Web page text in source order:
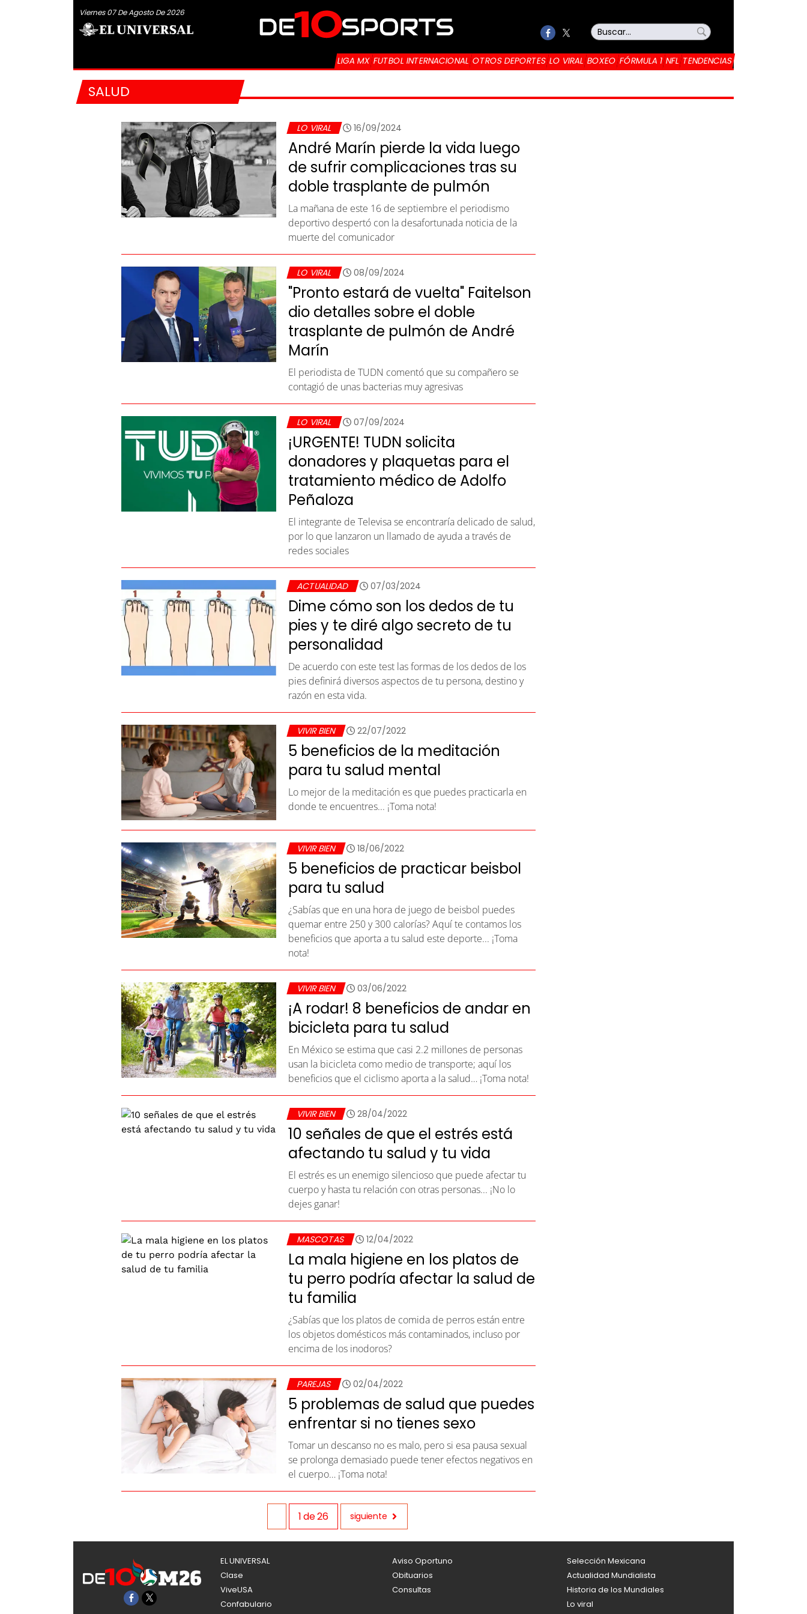
Viernes 07 De Agosto De 2026
LIGA MX FUTBOL INTERNACIONAL OTROS DEPORTES LO VIRAL BOXEO FÓRMULA 1 NFL TENDENCIAS
SALUD
LO VIRAL 16/09/2024
André Marín pierde la vida luego
de sufrir complicaciones tras su
doble trasplante de pulmón
La mañana de este 16 de septiembre el periodismo
deportivo despertó con la desafortunada noticia de la
muerte del comunicador
LO VIRAL 08/09/2024
"Pronto estará de vuelta" Faitelson
dio detalles sobre el doble
trasplante de pulmón de André
Marín
El periodista de TUDN comentó que su compañero se
contagió de unas bacterias muy agresivas
LO VIRAL 07/09/2024
¡URGENTE! TUDN solicita
donadores y plaquetas para el
tratamiento médico de Adolfo
Peñaloza
El integrante de Televisa se encontraría delicado de salud,
por lo que lanzaron un llamado de ayuda a través de
redes sociales
ACTUALIDAD 07/03/2024
Dime cómo son los dedos de tu
pies y te diré algo secreto de tu
personalidad
De acuerdo con este test las formas de los dedos de los
pies definirá diversos aspectos de tu persona, destino y
razón en esta vida.
VIVIR BIEN 22/07/2022
5 beneficios de la meditación
para tu salud mental
Lo mejor de la meditación es que puedes practicarla en
donde te encuentres... ¡Toma nota!
VIVIR BIEN 18/06/2022
5 beneficios de practicar beisbol
para tu salud
¿Sabías que en una hora de juego de beisbol puedes
quemar entre 250 y 300 calorías? Aquí te contamos los
beneficios que aporta a tu salud este deporte... ¡Toma
nota!
VIVIR BIEN 03/06/2022
¡A rodar! 8 beneficios de andar en
bicicleta para tu salud
En México se estima que casi 2.2 millones de personas
usan la bicicleta como medio de transporte; aquí los
beneficios que el ciclismo aporta a la salud… ¡Toma nota!
VIVIR BIEN 28/04/2022
10 señales de que el estrés está
afectando tu salud y tu vida
El estrés es un enemigo silencioso que puede afectar tu
cuerpo y hasta tu relación con otras personas... ¡No lo
dejes ganar!
MASCOTAS 12/04/2022
La mala higiene en los platos de
tu perro podría afectar la salud de
tu familia
¿Sabías que los platos de comida de perros están entre
los objetos domésticos más contaminados, incluso por
encima de los inodoros?
PAREJAS 02/04/2022
5 problemas de salud que puedes
enfrentar si no tienes sexo
Tomar un descanso no es malo, pero si esa pausa sexual
se prolonga demasiado puede tener efectos negativos en
el cuerpo… ¡Toma nota!
1de26 siguiente
EL UNIVERSAL
Clase
ViveUSA
Confabulario
Aviso Oportuno
Obituarios
Consultas
Selección Mexicana
Actualidad Mundialista
Historia de los Mundiales
Lo viral